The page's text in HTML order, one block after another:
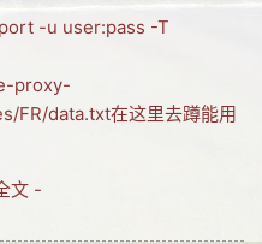
怀
-u user:pass -T
proxy-
data.txt在这里去蹲能用
文 -